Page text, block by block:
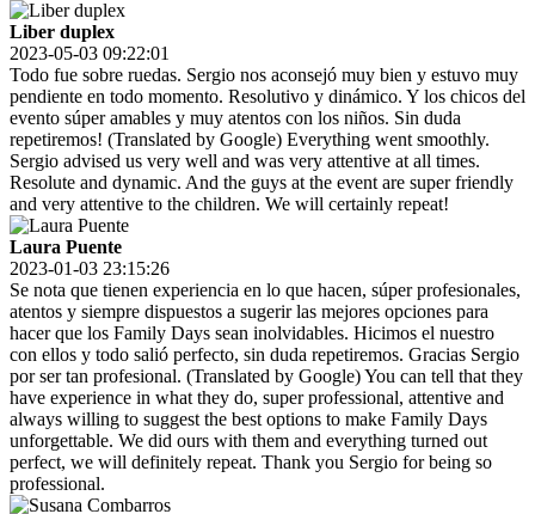
Liber duplex
2023-05-03 09:22:01
Todo fue sobre ruedas. Sergio nos aconsejó muy bien y estuvo muy
pendiente en todo momento. Resolutivo y dinámico. Y los chicos del
evento súper amables y muy atentos con los niños. Sin duda
repetiremos! (Translated by Google) Everything went smoothly.
Sergio advised us very well and was very attentive at all times.
Resolute and dynamic. And the guys at the event are super friendly
and very attentive to the children. We will certainly repeat!
Laura Puente
2023-01-03 23:15:26
Se nota que tienen experiencia en lo que hacen, súper profesionales,
atentos y siempre dispuestos a sugerir las mejores opciones para
hacer que los Family Days sean inolvidables. Hicimos el nuestro
con ellos y todo salió perfecto, sin duda repetiremos. Gracias Sergio
por ser tan profesional. (Translated by Google) You can tell that they
have experience in what they do, super professional, attentive and
always willing to suggest the best options to make Family Days
unforgettable. We did ours with them and everything turned out
perfect, we will definitely repeat. Thank you Sergio for being so
professional.